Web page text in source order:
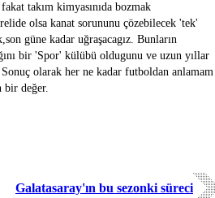
takım kimyasınıda bozmak
olsa kanat sorununu çözebilecek 'tek'
güne kadar uğraşacagız. Bunların
bir 'Spor' külübü oldugunu ve uzun yıllar
Sonuç olarak her ne kadar futboldan anlamam
bir değer.
Galatasaray'ın bu sezonki süreci